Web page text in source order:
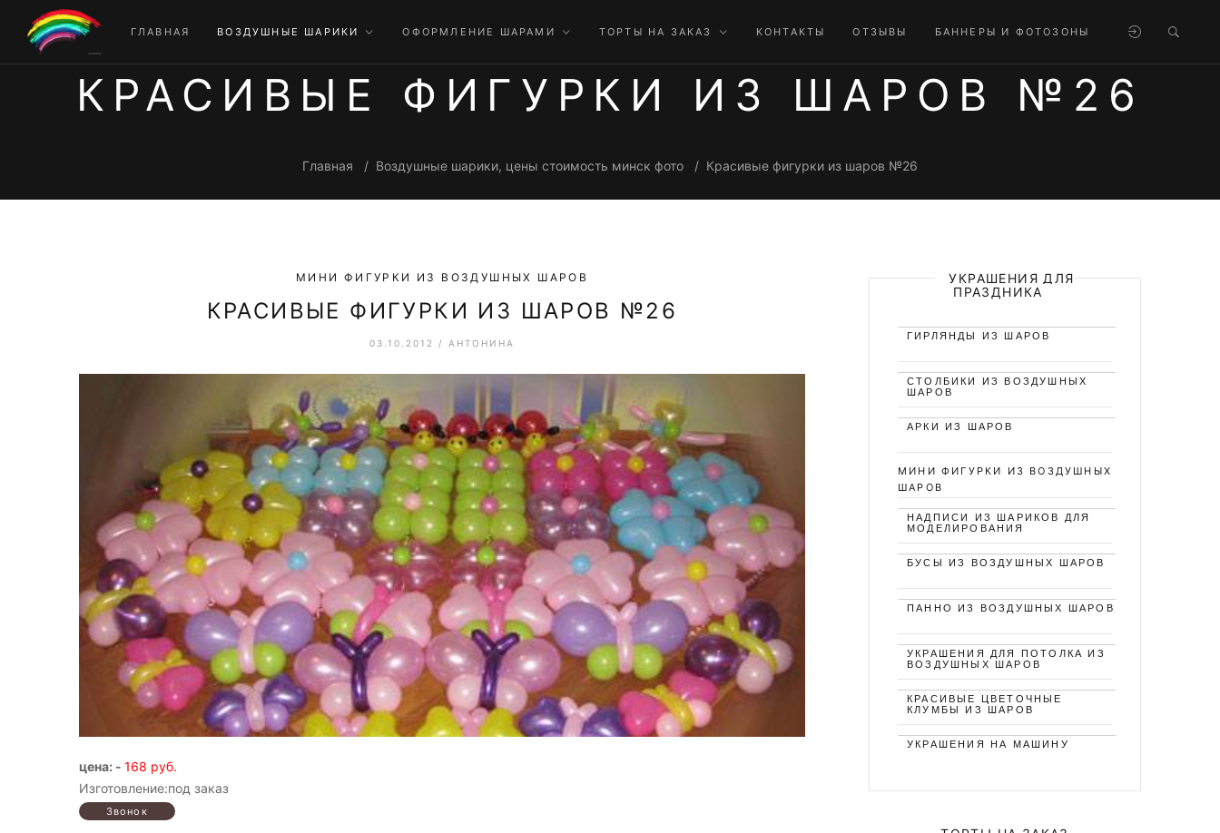
ГЛАВНАЯ ВОЗДУШНЫЕ ШАРИКИ ОФОРМЛЕНИЕ ШАРАМИ ТОРТЫ НА ЗАКАЗ КОНТАКТЫ ОТЗЫВЫ БАННЕРЫ И ФОТОЗОНЫ
КРАСИВЫЕ ФИГУРКИ ИЗ ШАРОВ №26
Главная Воздушные шарики, цены стоимость минск фото Красивые фигурки из шаров №26
МИНИ ФИГУРКИ ИЗ ВОЗДУШНЫХ ШАРОВ
КРАСИВЫЕ ФИГУРКИ ИЗ ШАРОВ №26
03.10.2012 / АНТОНИНА
цена: - 168 руб.
Изготовление:под заказ
УКРАШЕНИЯ ДЛЯ
ПРАЗДНИКА
ГИРЛЯНДЫ ИЗ ШАРОВ
СТОЛБИКИ ИЗ ВОЗДУШНЫХ
ШАРОВ
АРКИ ИЗ ШАРОВ
МИНИ ФИГУРКИ ИЗ ВОЗДУШНЫХ
ШАРОВ
НАДПИСИ ИЗ ШАРИКОВ ДЛЯ
МОДЕЛИРОВАНИЯ
БУСЫ ИЗ ВОЗДУШНЫХ ШАРОВ
ПАННО ИЗ ВОЗДУШНЫХ ШАРОВ
УКРАШЕНИЯ ДЛЯ ПОТОЛКА ИЗ
ВОЗДУШНЫХ ШАРОВ
КРАСИВЫЕ ЦВЕТОЧНЫЕ
КЛУМБЫ ИЗ ШАРОВ
УКРАШЕНИЯ НА МАШИНУ